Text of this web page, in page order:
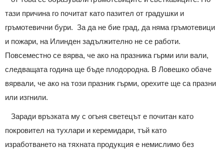
тази причина го почитат като пазител от градушки и
гръмотевични бури. За да не бие град, да няма гръмотевици
и пожари, на Илинден задължително не се работи.
Повсеместно се вярва, че ако на празника гърми или вали,
следващата година ще бъде плодородна. В Ловешко обаче
вярвали, че ако на този празник гърми, орехите ще са празни
или изгнили.
Заради връзката му с огъня светецът е почитан като
покровител на тухлари и керемидари, тъй като
изработването на тяхната продукция е немислимо без